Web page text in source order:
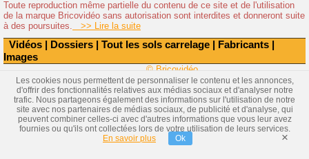
Vidéos | Dossiers | Tout les sols carrelage | Fabricants |
Images
Toute reproduction même partielle du contenu de ce site et de l'utilisation
de la marque Bricovidéo sans autorisation sont interdites et donneront suite
à des poursuites. >> Lire la suite
© Bricovidéo
Les cookies nous permettent de personnaliser le contenu et les annonces,
d'offrir des fonctionnalités relatives aux médias sociaux et d'analyser notre
trafic. Nous partageons également des informations sur l'utilisation de notre
site avec nos partenaires de médias sociaux, de publicité et d'analyse, qui
peuvent combiner celles-ci avec d'autres informations que vous leur avez
fournies ou qu'ils ont collectées lors de votre utilisation de leurs services.
En savoir plus
Ok ×